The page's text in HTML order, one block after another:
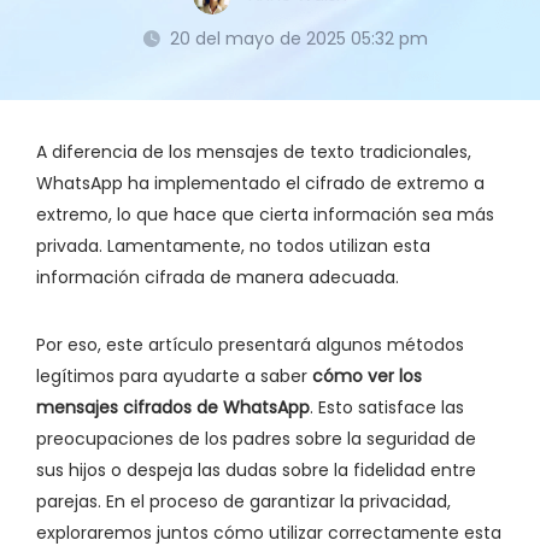
20 del mayo de 2025 05:32 pm
A diferencia de los mensajes de texto tradicionales,
WhatsApp ha implementado el cifrado de extremo a
extremo, lo que hace que cierta información sea más
privada. Lamentamente, no todos utilizan esta
información cifrada de manera adecuada.
Por eso, este artículo presentará algunos métodos
legítimos para ayudarte a saber cómo ver los
mensajes cifrados de WhatsApp. Esto satisface las
preocupaciones de los padres sobre la seguridad de
sus hijos o despeja las dudas sobre la fidelidad entre
parejas. En el proceso de garantizar la privacidad,
exploraremos juntos cómo utilizar correctamente esta